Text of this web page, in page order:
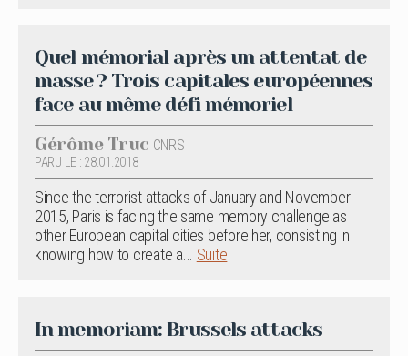
Quel mémorial après un attentat de
masse ? Trois capitales européennes
face au même défi mémoriel
Gérôme Truc CNRS
PARU LE : 28.01.2018
Since the terrorist attacks of January and November
2015, Paris is facing the same memory challenge as
other European capital cities before her, consisting in
knowing how to create a... Suite
In memoriam: Brussels attacks